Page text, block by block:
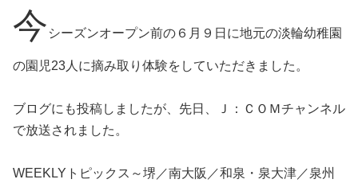
今 シーズンオープン前の６月９日に地元の淡輪幼稚園
の園児23人に摘み取り体験をしていただきました。
ブログにも投稿しましたが、先日、Ｊ：ＣＯＭチャンネル
で放送されました。
WEEKLYトピックス～堺／南大阪／和泉・泉大津／泉州